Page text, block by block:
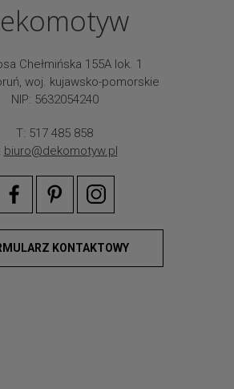
Chełmińska 155A lok. 1
woj. kujawsko-pomorskie
NIP: 5632054240
T: 517 485 858
biuro@dekomotyw.pl
KONTAKTOWY